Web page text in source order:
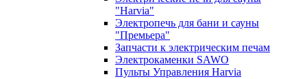
"Harvia"
Электропечь для бани и сауны
"Премьера"
Запчасти к электрическим печам
Электрокаменки SAWO
Пульты Управления Harvia